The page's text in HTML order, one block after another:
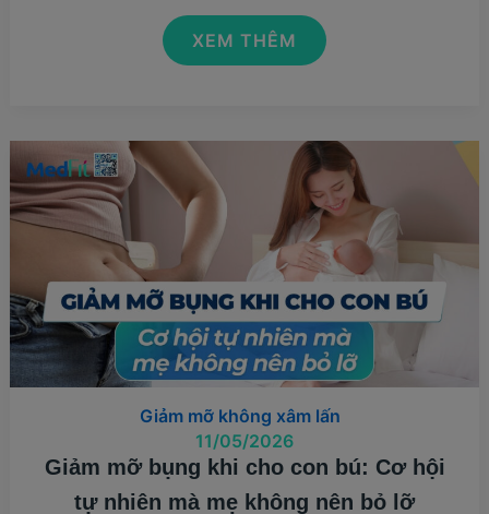
MORPHEUS8
TRONG
GIẢM
MỠ
MẶT
NGĂN
NGỪA
LÃO
HÓA
XEM THÊM
Giảm mỡ bụng khi cho con bú: Cơ hội
tự nhiên mà mẹ không nên bỏ lỡ
Giảm mỡ không xâm lấn
11/05/2026